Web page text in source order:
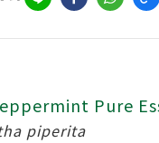
Pure
piperita